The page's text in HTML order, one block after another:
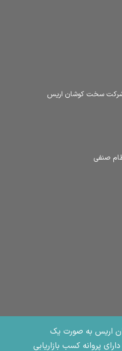
سخت کوشان اریس
صنفی
اریس به صورت یک
پروانه کسب بازاریابی